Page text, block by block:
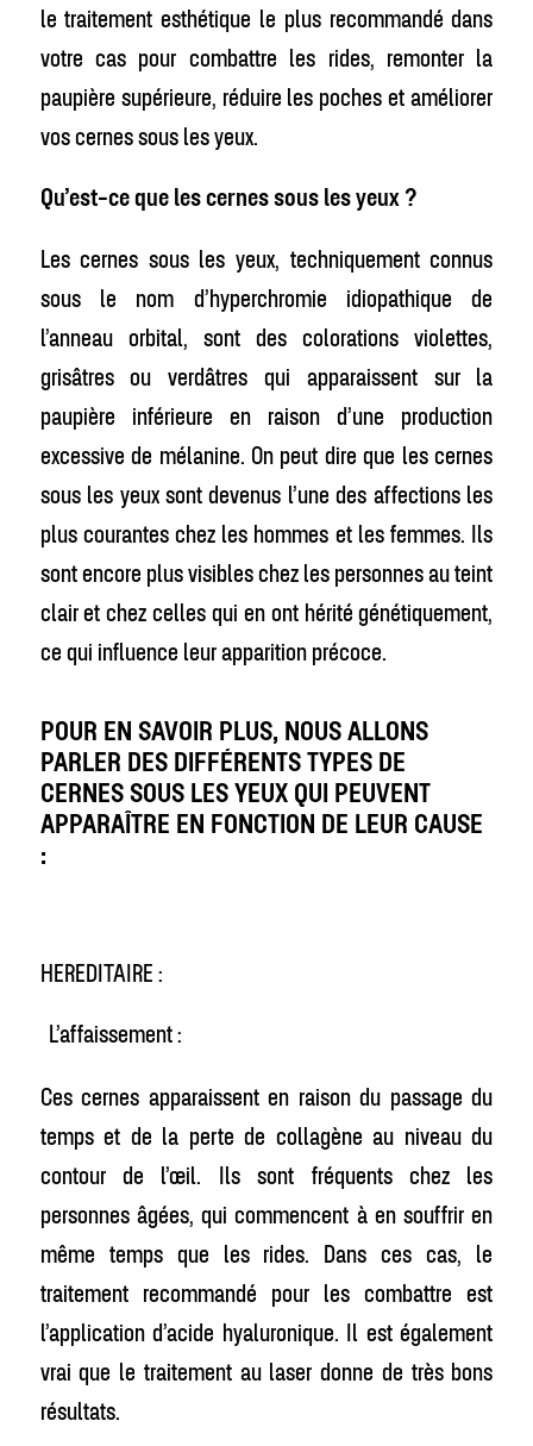
le traitement esthétique le plus recommandé dans
votre cas pour combattre les rides, remonter la
paupière supérieure, réduire les poches et améliorer
vos cernes sous les yeux.
Qu’est-ce que les cernes sous les yeux ?
Les cernes sous les yeux, techniquement connus
sous le nom d’hyperchromie idiopathique de
l’anneau orbital, sont des colorations violettes,
grisâtres ou verdâtres qui apparaissent sur la
paupière inférieure en raison d’une production
excessive de mélanine. On peut dire que les cernes
sous les yeux sont devenus l’une des affections les
plus courantes chez les hommes et les femmes. Ils
sont encore plus visibles chez les personnes au teint
clair et chez celles qui en ont hérité génétiquement,
ce qui influence leur apparition précoce.
POUR EN SAVOIR PLUS, NOUS ALLONS
PARLER DES DIFFÉRENTS TYPES DE
CERNES SOUS LES YEUX QUI PEUVENT
APPARAÎTRE EN FONCTION DE LEUR CAUSE
:
HEREDITAIRE :
L’affaissement :
Ces cernes apparaissent en raison du passage du
temps et de la perte de collagène au niveau du
contour de l’œil. Ils sont fréquents chez les
personnes âgées, qui commencent à en souffrir en
même temps que les rides. Dans ces cas, le
traitement recommandé pour les combattre est
l’application d’acide hyaluronique. Il est également
vrai que le traitement au laser donne de très bons
résultats.